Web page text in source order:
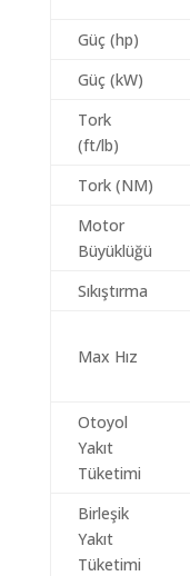
Güç (hp)
Güç (kW)
Tork
(ft/lb)
Tork (NM)
Motor
Büyüklüğü
Sıkıştırma
Max Hız
Otoyol
Yakıt
Tüketimi
Birleşik
Yakıt
Tüketimi